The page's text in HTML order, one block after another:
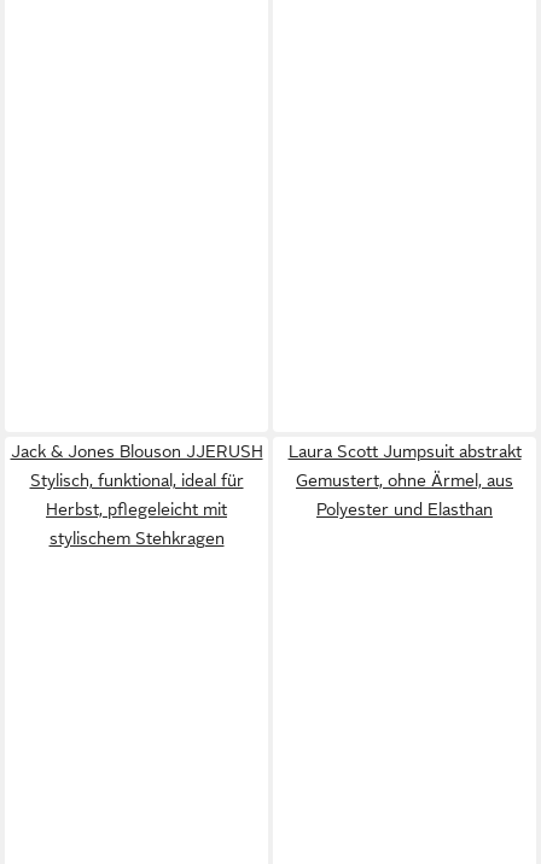
Jack & Jones Blouson JJERUSH
Stylisch, funktional, ideal für
Herbst, pflegeleicht mit
stylischem Stehkragen
Laura Scott Jumpsuit abstrakt
Gemustert, ohne Ärmel, aus
Polyester und Elasthan